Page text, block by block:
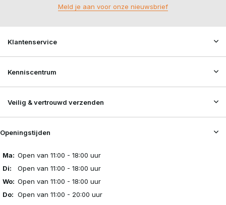
Meld je aan voor onze nieuwsbrief
Klantenservice
Kenniscentrum
Veilig & vertrouwd verzenden
Openingstijden
Ma: Open van 11:00 - 18:00 uur
Di:
Open van 11:00 - 18:00 uur
Wo: Open van 11:00 - 18:00 uur
Do: Open van 11:00 - 20:00 uur